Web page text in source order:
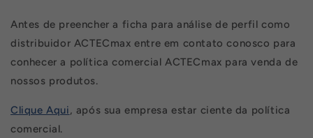
Antes de preencher a ficha para análise de perfil como
distribuidor ACTECmax entre em contato conosco para
conhecer a política comercial ACTECmax para venda de
nossos produtos.
Clique Aqui, após sua empresa estar ciente da política
comercial.